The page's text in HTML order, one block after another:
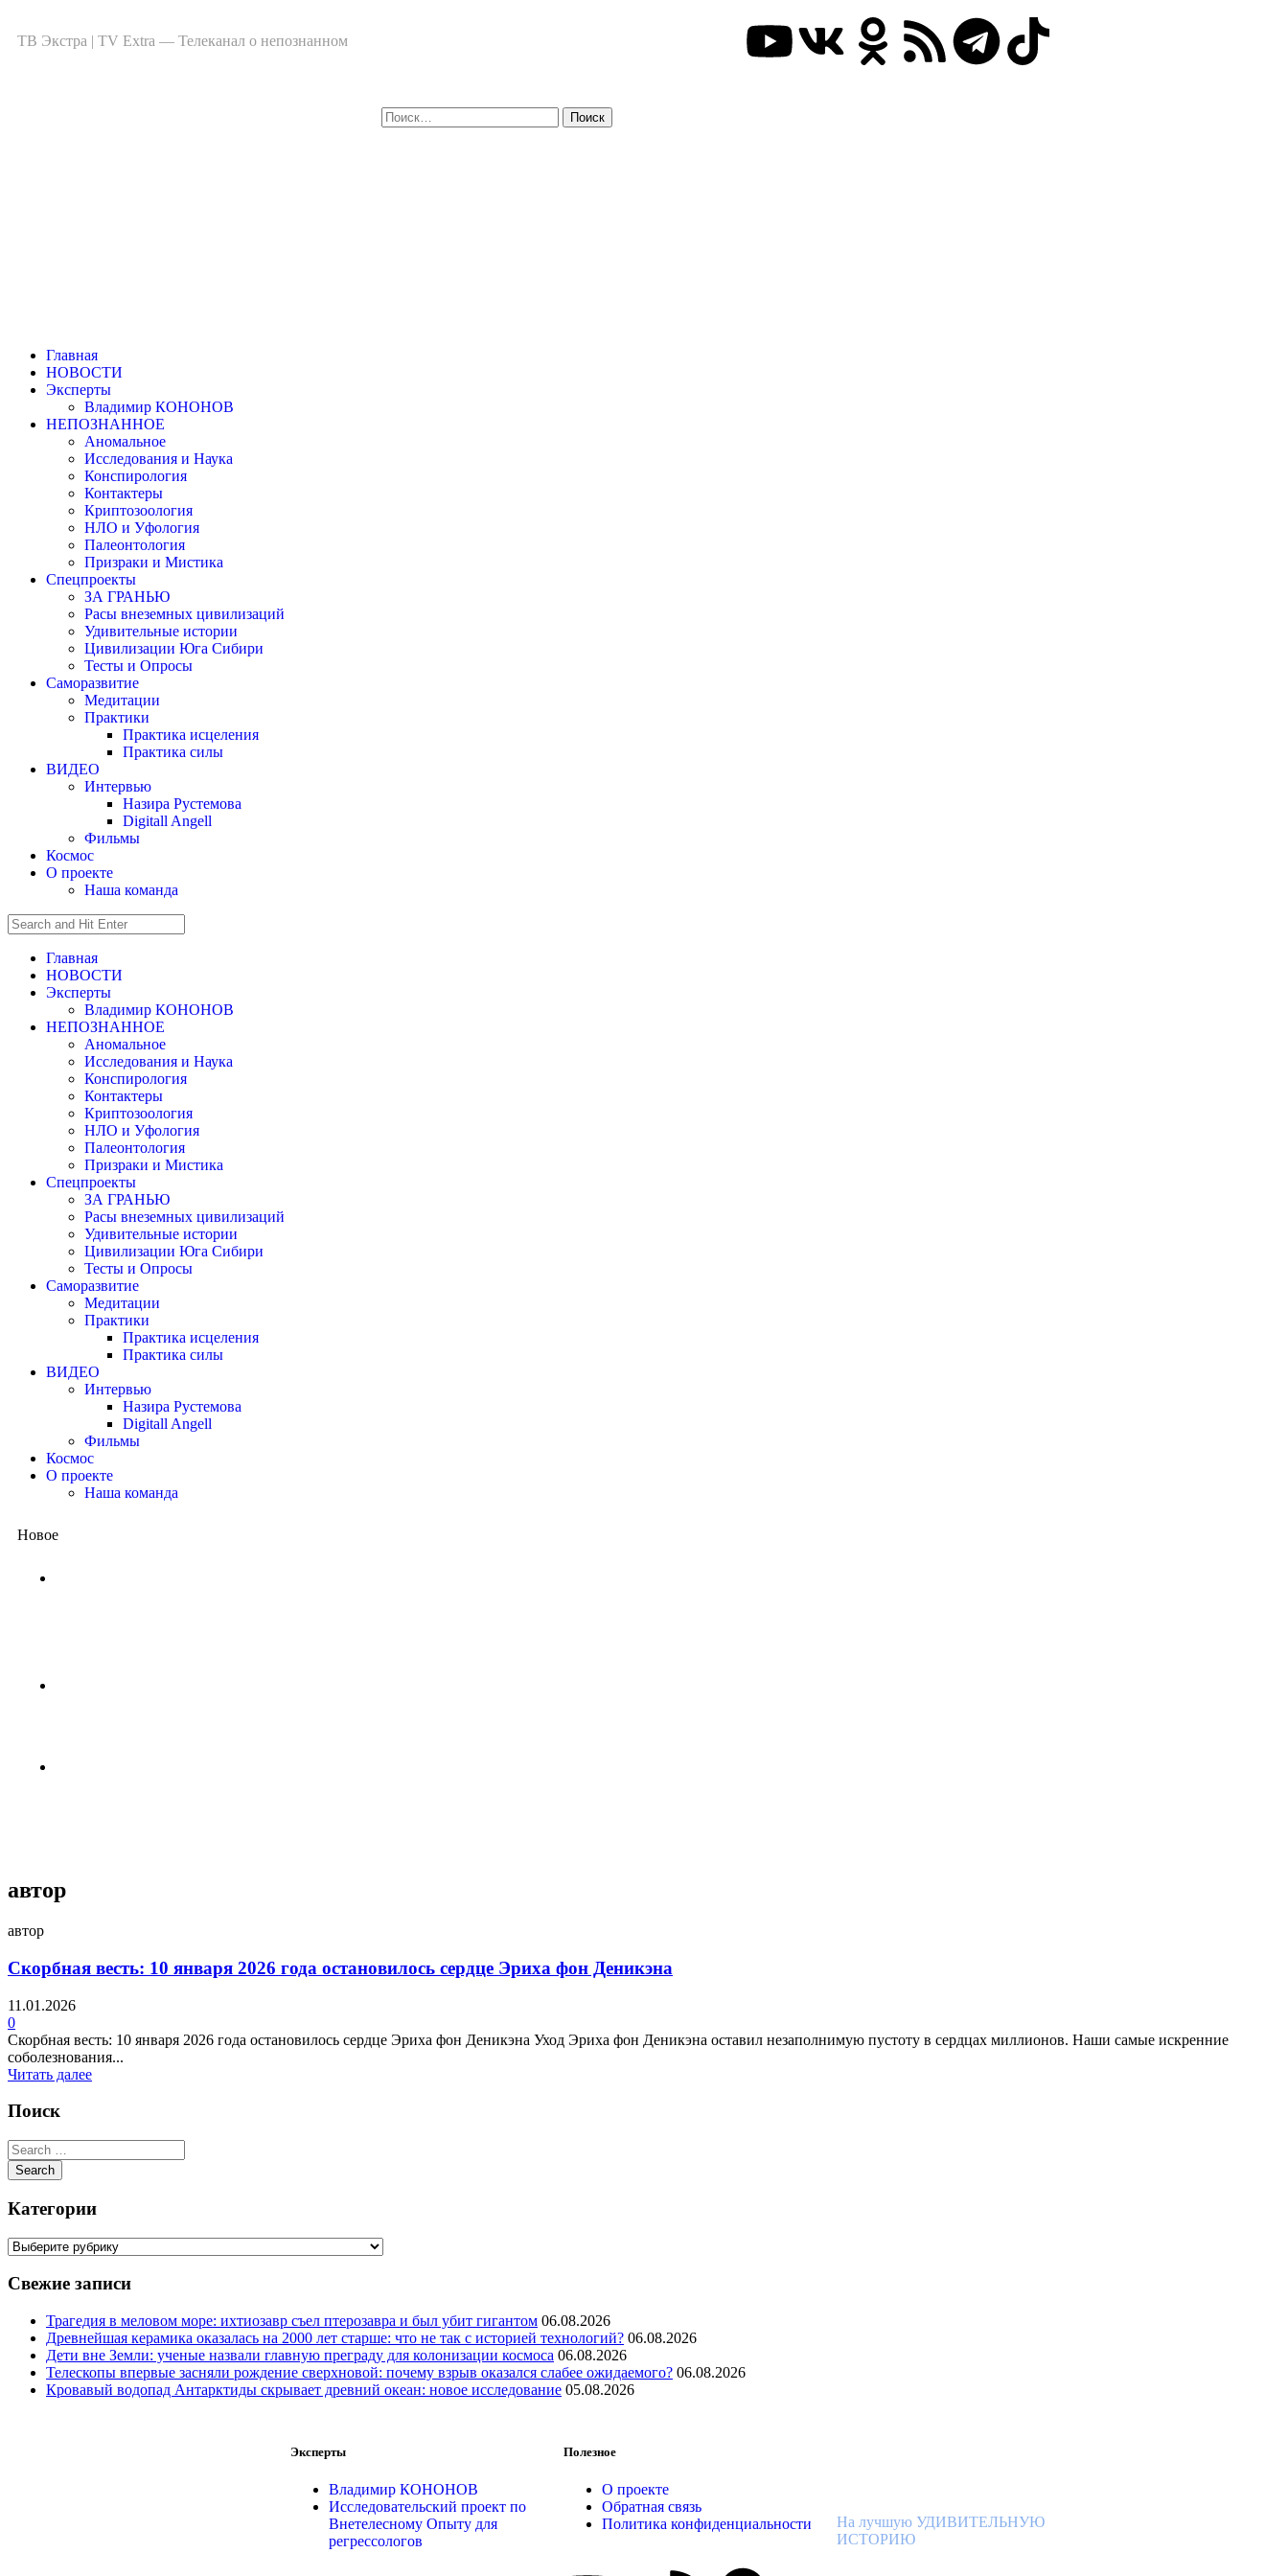
ТВ Экстра | TV Extra — Телеканал о непознанном
Главная
НОВОСТИ
Эксперты
Владимир КОНОНОВ
НЕПОЗНАННОЕ
Аномальное
Исследования и Наука
Конспирология
Контактеры
Криптозоология
НЛО и Уфология
Палеонтология
Призраки и Мистика
Спецпроекты
ЗА ГРАНЬЮ
Расы внеземных цивилизаций
Удивительные истории
Цивилизации Юга Сибири
Тесты и Опросы
Саморазвитие
Медитации
Практики
Практика исцеления
Практика силы
ВИДЕО
Интервью
Назира Рустемова
Digitall Angell
Фильмы
Космос
О проекте
Наша команда
Главная
НОВОСТИ
Эксперты
Владимир КОНОНОВ
НЕПОЗНАННОЕ
Аномальное
Исследования и Наука
Конспирология
Контактеры
Криптозоология
НЛО и Уфология
Палеонтология
Призраки и Мистика
Спецпроекты
ЗА ГРАНЬЮ
Расы внеземных цивилизаций
Удивительные истории
Цивилизации Юга Сибири
Тесты и Опросы
Саморазвитие
Медитации
Практики
Практика исцеления
Практика силы
ВИДЕО
Интервью
Назира Рустемова
Digitall Angell
Фильмы
Космос
О проекте
Наша команда
Новое
автор
автор
Скорбная весть: 10 января 2026 года остановилось сердце Эриха фон Деникэна
11.01.2026
0
Скорбная весть: 10 января 2026 года остановилось сердце Эриха фон Деникэна Уход Эриха фон Деникэна оставил незаполнимую пустоту в сердцах миллионов. Наши самые искренние
соболезнования...
Читать далее
Поиск
Категории
Свежие записи
Трагедия в меловом море: ихтиозавр съел птерозавра и был убит гигантом 06.08.2026
Древнейшая керамика оказалась на 2000 лет старше: что не так с историей технологий? 06.08.2026
Дети вне Земли: ученые назвали главную преграду для колонизации космоса 06.08.2026
Телескопы впервые засняли рождение сверхновой: почему взрыв оказался слабее ожидаемого? 06.08.2026
Кровавый водопад Антарктиды скрывает древний океан: новое исследование 05.08.2026
Эксперты
Владимир КОНОНОВ
Исследовательский проект по
Внетелесному Опыту для
регрессологов
Полезное
О проекте
Обратная связь
Политика конфиденциальности
На лучшую УДИВИТЕЛЬНУЮ
ИСТОРИЮ